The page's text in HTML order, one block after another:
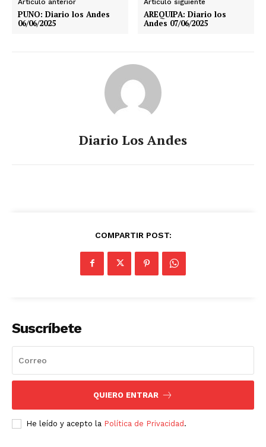
PUNO: Diario los Andes
06/06/2025
AREQUIPA: Diario los
Andes 07/06/2025
Diario Los Andes
COMPARTIR POST:
Suscríbete
QUIERO ENTRAR
He leído y acepto la Política de Privacidad.